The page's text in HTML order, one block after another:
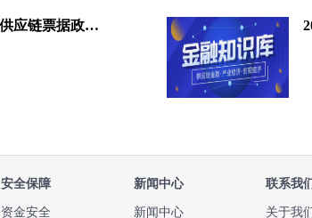
湖北省向12家企业发放供应链票据政策奖励
安全保障
资金安全
新闻中心
新闻中心
联系我
关于我